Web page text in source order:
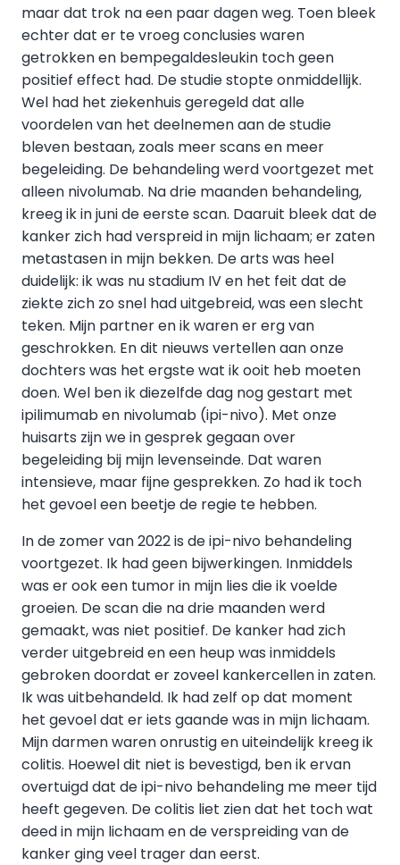
maar dat trok na een paar dagen weg. Toen bleek
echter dat er te vroeg conclusies waren
getrokken en bempegaldesleukin toch geen
positief effect had. De studie stopte onmiddellijk.
Wel had het ziekenhuis geregeld dat alle
voordelen van het deelnemen aan de studie
bleven bestaan, zoals meer scans en meer
begeleiding. De behandeling werd voortgezet met
alleen nivolumab. Na drie maanden behandeling,
kreeg ik in juni de eerste scan. Daaruit bleek dat de
kanker zich had verspreid in mijn lichaam; er zaten
metastasen in mijn bekken. De arts was heel
duidelijk: ik was nu stadium IV en het feit dat de
ziekte zich zo snel had uitgebreid, was een slecht
teken. Mijn partner en ik waren er erg van
geschrokken. En dit nieuws vertellen aan onze
dochters was het ergste wat ik ooit heb moeten
doen. Wel ben ik diezelfde dag nog gestart met
ipilimumab en nivolumab (ipi-nivo). Met onze
huisarts zijn we in gesprek gegaan over
begeleiding bij mijn levenseinde. Dat waren
intensieve, maar fijne gesprekken. Zo had ik toch
het gevoel een beetje de regie te hebben.
In de zomer van 2022 is de ipi-nivo behandeling
voortgezet. Ik had geen bijwerkingen. Inmiddels
was er ook een tumor in mijn lies die ik voelde
groeien. De scan die na drie maanden werd
gemaakt, was niet positief. De kanker had zich
verder uitgebreid en een heup was inmiddels
gebroken doordat er zoveel kankercellen in zaten.
Ik was uitbehandeld. Ik had zelf op dat moment
het gevoel dat er iets gaande was in mijn lichaam.
Mijn darmen waren onrustig en uiteindelijk kreeg ik
colitis. Hoewel dit niet is bevestigd, ben ik ervan
overtuigd dat de ipi-nivo behandeling me meer tijd
heeft gegeven. De colitis liet zien dat het toch wat
deed in mijn lichaam en de verspreiding van de
kanker ging veel trager dan eerst.